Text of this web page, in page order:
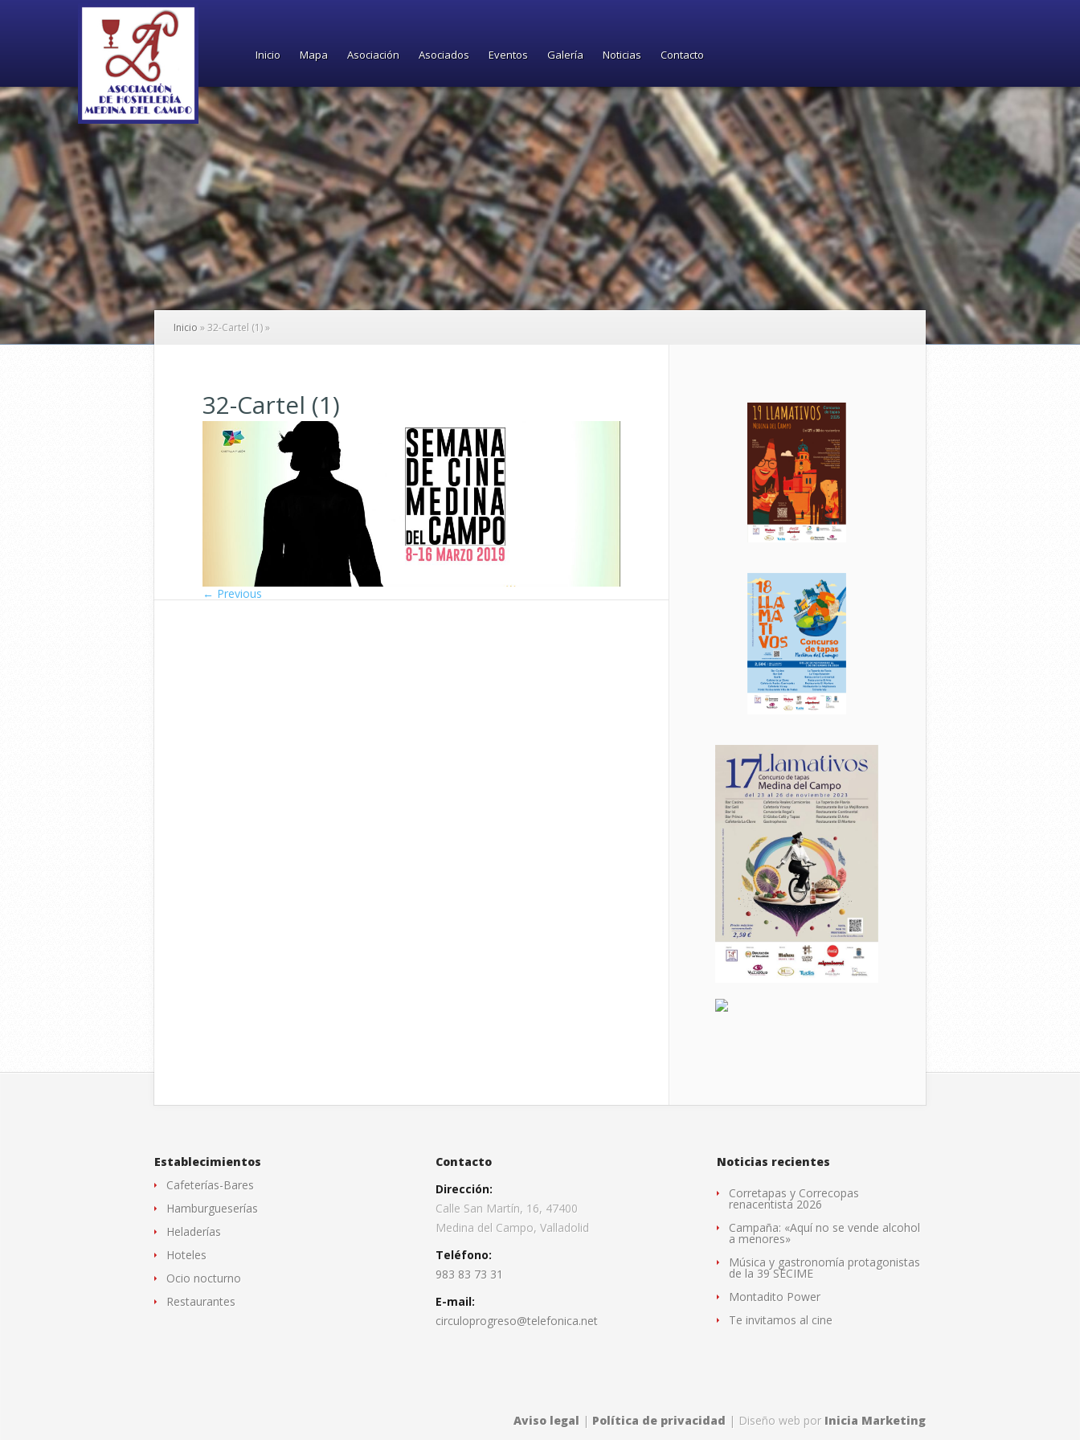
Inicio Mapa Asociación Asociados Eventos Galería Noticias Contacto
Inicio »32-Cartel (1)»
32-Cartel (1)
← Previous
Establecimientos
Cafeterías-Bares
Hamburgueserías
Heladerías
Hoteles
Ocio nocturno
Restaurantes
Contacto
Dirección:
Calle San Martín, 16, 47400
Medina del Campo, Valladolid
Teléfono:
983 83 73 31
E-mail:
circuloprogreso@telefonica.net
Noticias recientes
Corretapas y Correcopas
renacentista 2026
Campaña: «Aquí no se vende alcohol
a menores»
Música y gastronomía protagonistas
de la 39 SECIME
Montadito Power
Te invitamos al cine
Aviso legal | Política de privacidad | Diseño web por Inicia Marketing